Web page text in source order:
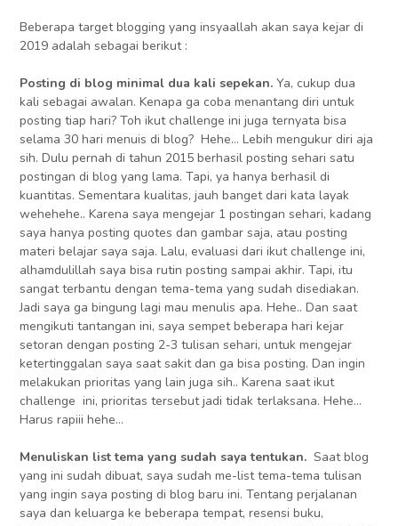
Beberapa target blogging yang insyaallah akan saya kejar di
2019 adalah sebagai berikut :
Posting di blog minimal dua kali sepekan. Ya, cukup dua
kali sebagai awalan. Kenapa ga coba menantang diri untuk
posting tiap hari? Toh ikut challenge ini juga ternyata bisa
selama 30 hari menuis di blog? Hehe… Lebih mengukur diri aja
sih. Dulu pernah di tahun 2015 berhasil posting sehari satu
postingan di blog yang lama. Tapi, ya hanya berhasil di
kuantitas. Sementara kualitas, jauh banget dari kata layak
wehehehe.. Karena saya mengejar 1 postingan sehari, kadang
saya hanya posting quotes dan gambar saja, atau posting
materi belajar saya saja. Lalu, evaluasi dari ikut challenge ini,
alhamdulillah saya bisa rutin posting sampai akhir. Tapi, itu
sangat terbantu dengan tema-tema yang sudah disediakan.
Jadi saya ga bingung lagi mau menulis apa. Hehe.. Dan saat
mengikuti tantangan ini, saya sempet beberapa hari kejar
setoran dengan posting 2-3 tulisan sehari, untuk mengejar
ketertinggalan saya saat sakit dan ga bisa posting. Dan ingin
melakukan prioritas yang lain juga sih.. Karena saat ikut
challenge ini, prioritas tersebut jadi tidak terlaksana. Hehe…
Harus rapiii hehe…
Menuliskan list tema yang sudah saya tentukan.Saat blog
yang ini sudah dibuat, saya sudah me-list tema-tema tulisan
yang ingin saya posting di blog baru ini. Tentang perjalanan
saya dan keluarga ke beberapa tempat, resensi buku,